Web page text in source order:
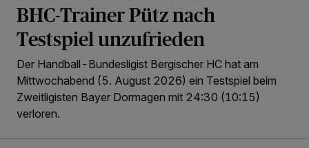
BHC-Trainer Pütz nach
Testspiel unzufrieden
Der Handball-Bundesligist Bergischer HC hat am
Mittwochabend (5. August 2026) ein Testspiel beim
Zweitligisten Bayer Dormagen mit 24:30 (10:15)
verloren.